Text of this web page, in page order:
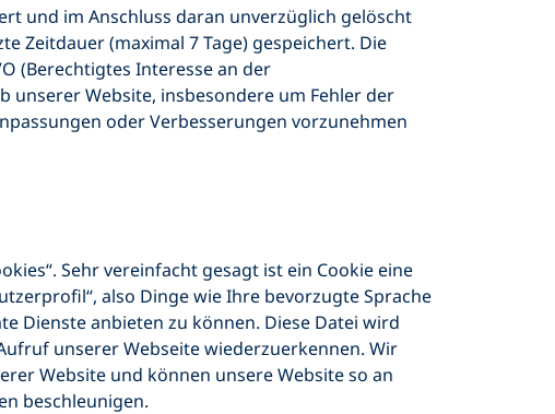
und im Anschluss daran unverzüglich gelöscht
Zeitdauer (maximal 7 Tage) gespeichert. Die
(Berechtigtes Interesse an der
Website, insbesondere um Fehler der
oder Verbesserungen vorzunehmen
Sehr vereinfacht gesagt ist ein Cookie eine
also Dinge wie Ihre bevorzugte Sprache
Dienste anbieten zu können. Diese Datei wird
unserer Webseite wiederzuerkennen. Wir
Website und können unsere Website so an
beschleunigen.